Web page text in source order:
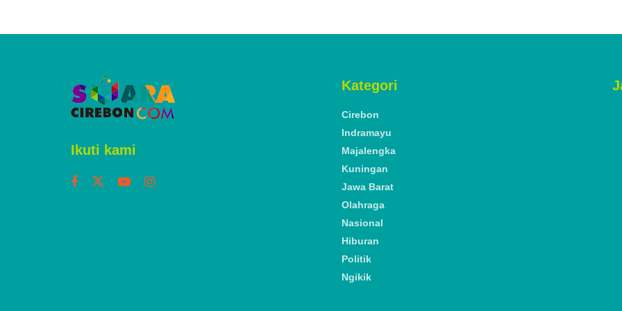
Ikuti kami
Kategori
Cirebon
Indramayu
Majalengka
Kuningan
Jawa Barat
Olahraga
Nasional
Hiburan
Politik
Ngikik